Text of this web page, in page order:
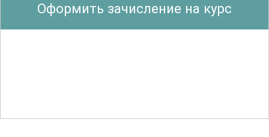
управлении производственными
рисками. Это помогает
Курс также охватывает такие темы, как
Оформить зачисление на курс